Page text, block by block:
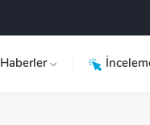
Haberler